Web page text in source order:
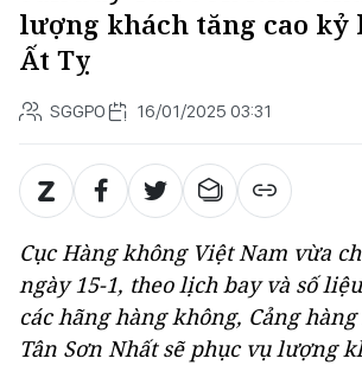
lượng khách tăng cao kỷ
Ất Tỵ
SGGPO 16/01/2025 03:31
Cục Hàng không Việt Nam vừa
ngày 15-1, theo lịch bay và số
các hãng hàng không, Cảng
Tân Sơn Nhất sẽ phục vụ lượng